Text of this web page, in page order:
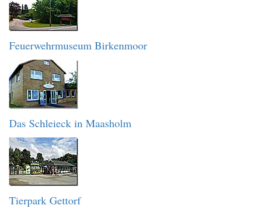
Feuerwehrmuseum Birkenmoor
Das Schleieck in Maasholm
Tierpark Gettorf